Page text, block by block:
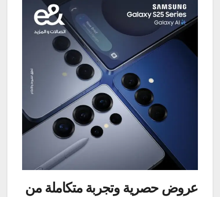
عروض حصرية وتجربة متكاملة من